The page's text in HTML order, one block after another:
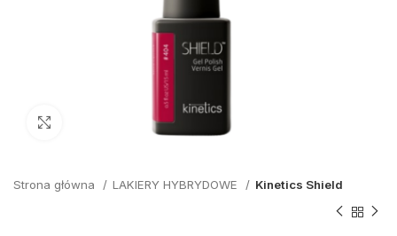
Strona główna LAKIERY HYBRYDOWE Kinetics Shield